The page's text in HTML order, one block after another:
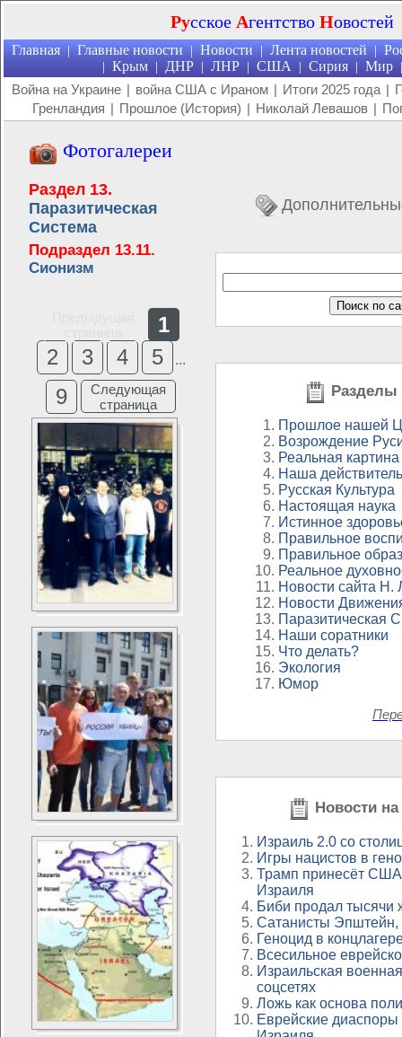
Русское Агентство Новостей
Главная | Главные новости | Новости | Лента новостей |
| Крым | ДНР | ЛНР | США | Сирия | Мир |
Война на Украине | война США с Ираном | Итоги 2025 года |
Гренландия | Прошлое (История) | Николай Левашов |
Фотогалереи
Раздел 13.
Паразитическая
Система
Подраздел 13.11.
Сионизм
1
2
3 4 5 ...
9
Следующая
страница
Разделы
Прошлое нашей
Возрождение
Реальная
Наша
Русская Культура
Настоящая наука
Истинное
Правильное
Правильное
Реальное
Новости сайта
Новости
Паразитическая
Наши соратники
Что делать?
Экология
Юмор
Новости
Израиль 2.0 со
Игры нацистов в
Трамп принесёт
Израиля
Биби продал тысячи
Сатанисты Эпштейн,
Геноцид в
Всесильное
Израильская
соцсетях
Ложь как основа
Еврейские диаспоры